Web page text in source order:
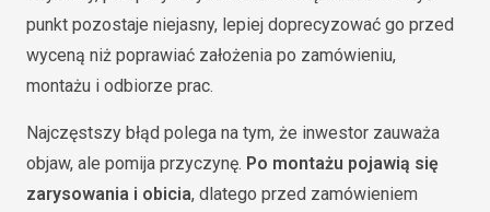
punkt pozostaje niejasny, lepiej doprecyzować go przed
wyceną niż poprawiać założenia po zamówieniu,
montażu i odbiorze prac.
Najczęstszy błąd polega na tym, że inwestor zauważa
objaw, ale pomija przyczynę. Po montażu pojawią się
zarysowania i obicia, dlatego przed zamówieniem